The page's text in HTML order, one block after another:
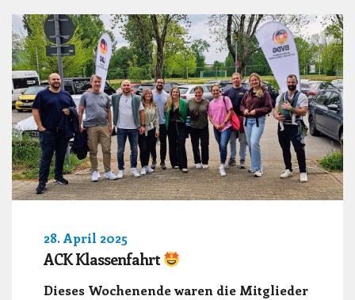
28. April 2025
ACK Klassenfahrt
Dieses Wochenende waren die Mitglieder